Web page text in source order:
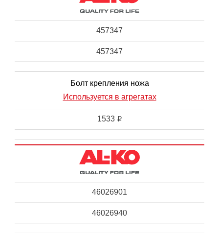
457347
457347
Болт крепления ножа
Используется в агрегатах
1533 i
46026901
46026940